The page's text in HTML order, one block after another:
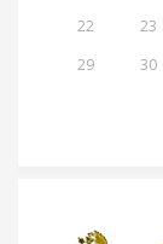
22
23
29
30